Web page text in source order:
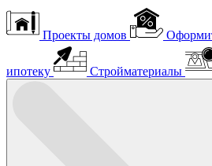
Проекты домов
ипотеку Стройматериалы